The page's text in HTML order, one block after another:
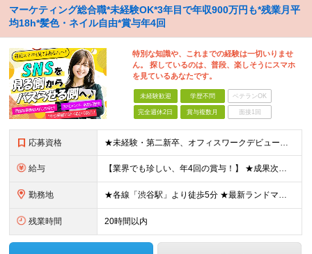
マーケティング総合職*未経験OK*3年目で年収900万円も*残業月平
均18h*髪色・ネイル自由*賞与年4回
特別な知識や、これまでの経験は一切いりませ
ん。 探しているのは、普段、楽しそうにスマホ
を見ているあなたです。
未経験歓迎 学歴不問 ベテランOK
完全週休2日 賞与複数月 面接1回
応募資格 ★未経験・第二新卒、オフィスワークデビュー大歓迎 ★平均年齢は28.6歳！ ★20代の若手メンバーが中心になって活躍している職場です！ ●学歴不問 ※35歳以下の方（若年層の長期キャリア形成） ★こ
給与 【業界でも珍しい、年4回の賞与！】 ★成果次第でスピード昇給可 →20代で年収700万〜900万超も！ ■未経験：月給26〜30万円＋賞与年4回（業績による）＋各種手当 ※経験・スキルを考慮して決定
勤務地 ★各線「渋谷駅」より徒歩5分 ★最新ランドマークオフィスです！ ★転勤はありません 【本社】 東京都渋谷区道玄坂2-25-12 道玄坂通 dogenzaka-dori 5階 ※(変更の範囲)上記を除
残業時間 20時間以内